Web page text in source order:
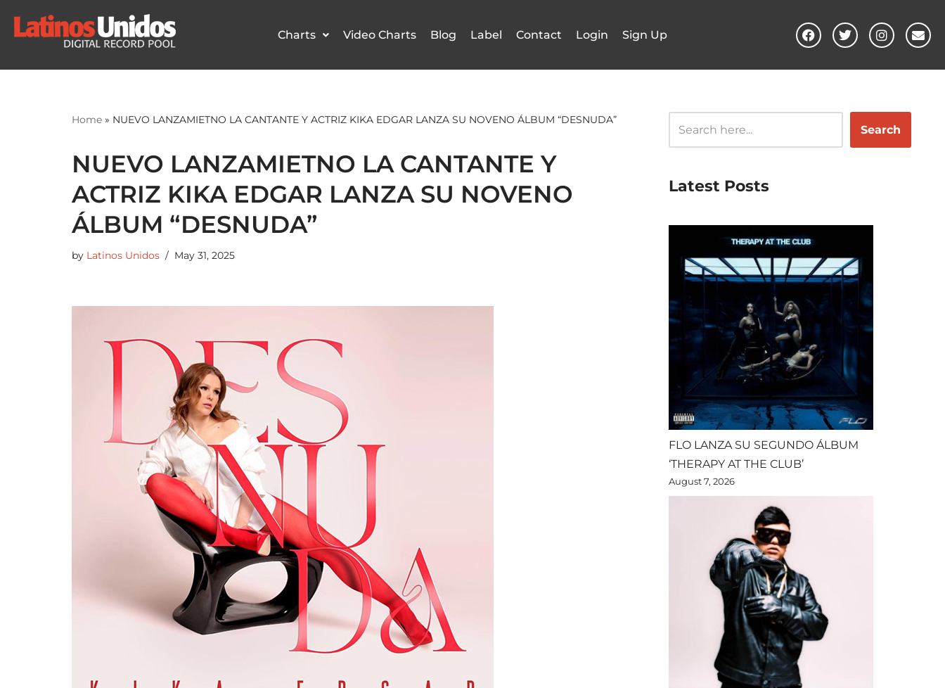
Skip
Charts Video Charts Blog Label Contact Login Sign Up
Home » NUEVO LANZAMIETNO LA CANTANTE Y ACTRIZ KIKA EDGAR LANZA SU NOVENO ÁLBUM “DESNUDA”
NUEVO LANZAMIETNO LA CANTANTE Y
ACTRIZ KIKA EDGAR LANZA SU NOVENO
ÁLBUM “DESNUDA”
by Latinos Unidos May 31, 2025
Search
Latest Posts
FLO LANZA SU SEGUNDO ÁLBUM
‘THERAPY AT THE CLUB’
August 7, 2026